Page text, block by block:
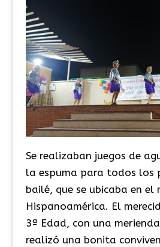
Se realizaban juegos de
la espuma para todos los
bailé, que se ubicaba en el
Hispanoamérica. El
3ª Edad, con una
realizó una bonita